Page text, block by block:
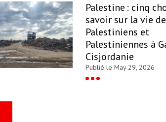
Palestine : cinq
savoir sur la vie
Palestiniens et
Palestiniennes à
Cisjordanie
Publié le May 29, 2026